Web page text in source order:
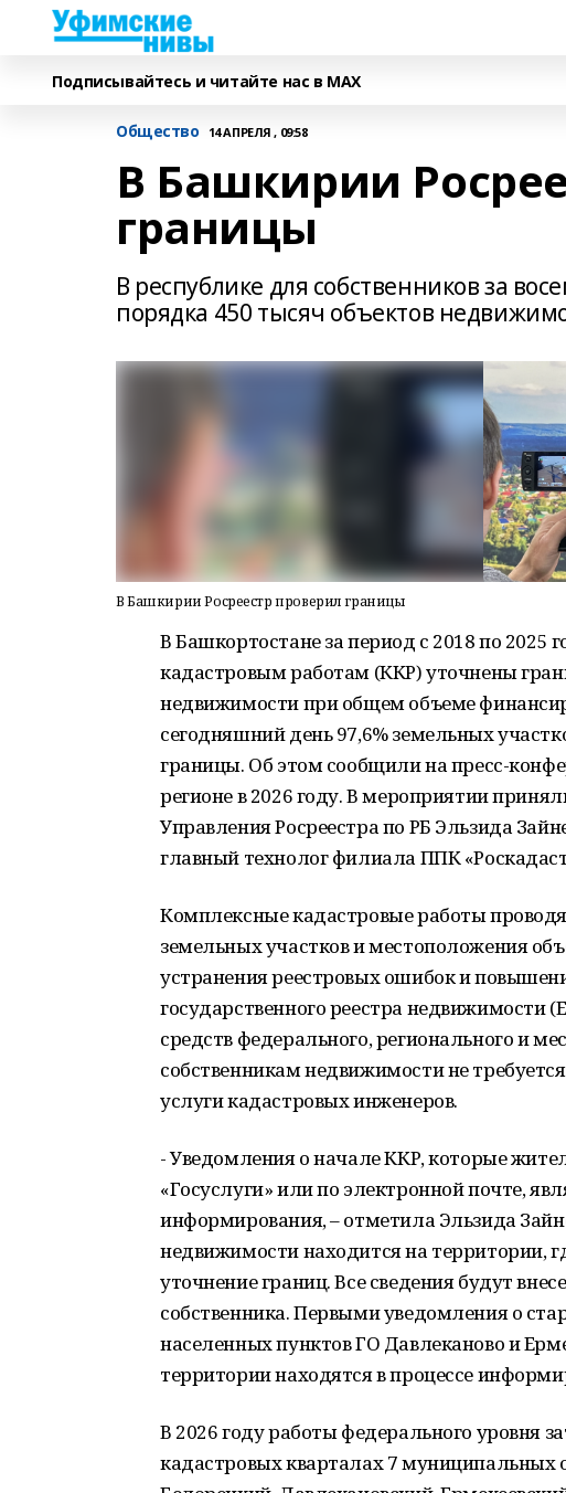
Подписывайтесь и читайте нас в MAX
Общество 14 АПРЕЛЯ , 09:58
В Башкирии
границы
В республике для собственников за
порядка 450 тысяч объектов
В Башкирии Росреестр проверил границы
В Башкортостане за период с 2018 по
кадастровым работам (ККР) уточнены
недвижимости при общем объеме
сегодняшний день 97,6% земельных
границы. Об этом сообщили на пресс-
регионе в 2026 году. В мероприятии
Управления Росреестра по РБ Эльзида
главный технолог филиала ППК
Комплексные кадастровые работы
земельных участков и местоположения
устранения реестровых ошибок и
государственного реестра недвижимости
средств федерального, регионального и
собственникам недвижимости не
услуги кадастровых инженеров.
- Уведомления о начале ККР, которые
«Госуслуги» или по электронной почте,
информирования, – отметила Эльзида
недвижимости находится на территории,
уточнение границ. Все сведения будут
собственника. Первыми уведомления о
населенных пунктов ГО Давлеканово и
территории находятся в процессе
В 2026 году работы федерального уровня
кадастровых кварталах 7 муниципальных